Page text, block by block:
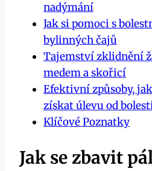
nadýmání
Jak si pomoci s
bylinných čajů
Tajemství zklidnění
‍medem a skořicí
Efektivní způsoby,
získat úlevu od
Klíčové Poznatky
Jak se zbavit